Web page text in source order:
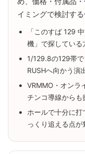
イミングで検討する
「このすば 129
機」で探している
1/129.8の129帯
RUSHへ向かう演
VRMMO・オンラ
チンコ導線からも
ホールで十分に
っくり追える点が